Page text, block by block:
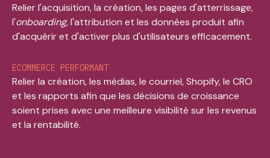
Relier l'acquisition, la création, les pages d'atterrissage,
l'onboarding, l'attribution et les données produit afin
d'acquérir et d'activer plus d'utilisateurs efficacement.
ECOMMERCE PERFORMANT
Relier la création, les médias, le courriel, Shopify, le CRO
et les rapports afin que les décisions de croissance
soient prises avec une meilleure visibilité sur les revenus
et la rentabilité.